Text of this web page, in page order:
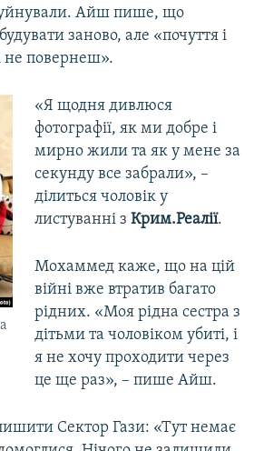
Айш пише, що
заново, але «почуття і
не повернеш».
«Я щодня дивлюся
фотографії, як ми добре і
мирно жили та як у мене за
секунду все забрали», –
ділиться чоловік у
листуванні з Крим.Реалії.
Мохаммед каже, що на цій
війні вже втратив багато
рідних. «Моя рідна сестра з
дітьми та чоловіком убиті, і
я не хочу проходити через
це ще раз», – пише Айш.
Сектор Гази: «Тут немає